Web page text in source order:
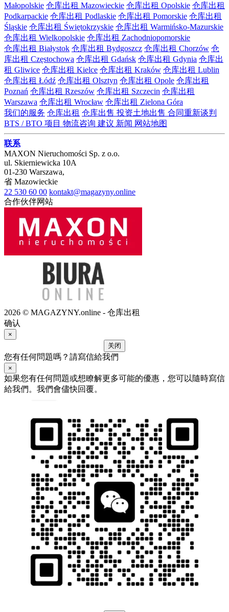
Małopolskie 仓库出租 Mazowieckie 仓库出租 Opolskie 仓库出租
Podkarpackie 仓库出租 Podlaskie 仓库出租 Pomorskie 仓库出租
Śląskie 仓库出租 Świętokrzyskie 仓库出租 Warmińsko-Mazurskie
仓库出租 Wielkopolskie 仓库出租 Zachodniopomorskie
仓库出租 Białystok 仓库出租 Bydgoszcz 仓库出租 Chorzów 仓
库出租 Częstochowa 仓库出租 Gdańsk 仓库出租 Gdynia 仓库出
租 Gliwice 仓库出租 Kielce 仓库出租 Kraków 仓库出租 Lublin
仓库出租 Łódź 仓库出租 Olsztyn 仓库出租 Opole 仓库出租
Poznań 仓库出租 Rzeszów 仓库出租 Szczecin 仓库出租
Warszawa 仓库出租 Wrocław 仓库出租 Zielona Góra
我们的服务 仓库出租 仓库出售 投资土地出售 合同重新谈判
BTS / BTO 项目 物流咨询 建议 新闻 网站地图
联系
MAXON Nieruchomości Sp. z o.o.
ul. Skierniewicka 10A
01-230 Warszawa,
省 Mazowieckie
22 530 60 00 kontakt@magazyny.online
合作伙伴网站
2026 © MAGAZYNY.online - 仓库出租
确认
×
关闭
您有任何問題嗎？請寫信給我們
×
如果您有任何問題或想瞭解更多可能的優惠，您可以隨時寫信
給我們。我們會儘快回覆。